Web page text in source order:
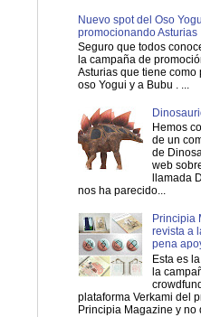
Nuevo spot del Oso
promocionando Asturias
Seguro que todos
la campaña de
Asturias que tiene como
oso Yogui y a Bubu . ...
Hemos
de un
de
web
llamada
nos ha parecido...
Principia
revista a
pena
Esta es
la
plataforma Verkami del
Principia Magazine y no